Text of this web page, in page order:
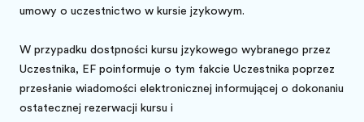
umowy o uczestnictwo w kursie językowym.
W przypadku dostępności kursu językowego wybranego przez
Uczestnika, EF poinformuje o tym fakcie Uczestnika poprzez
przesłanie wiadomości elektronicznej informującej o dokonaniu
ostatecznej rezerwacji kursu i